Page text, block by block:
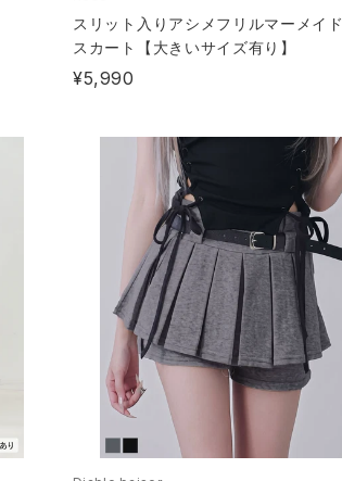
スリット入りアシメフリルマーメイド
スカート【大きいサイズ有り】
¥5,990